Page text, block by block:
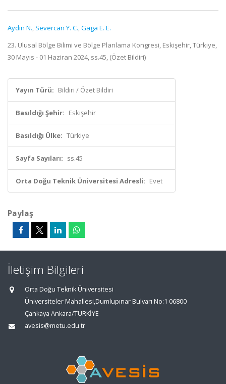
Aydın N., Severcan Y. C.,Gaga E. E.
23. Ulusal Bölge Bilimi ve Bölge Planlama Kongresi, Eskişehir, Türkiye,
30 Mayıs - 01 Haziran 2024, ss.45, (Özet Bildiri)
Yayın Türü: Bildiri / Özet Bildiri
Basıldığı Şehir: Eskişehir
Basıldığı Ülke: Türkiye
Sayfa Sayıları: ss.45
Orta Doğu Teknik Üniversitesi Adresli: Evet
Paylaş
İletişim Bilgileri
Orta Doğu Teknik Üniversitesi
Üniversiteler Mahallesi,Dumlupınar Bulvarı No:1 06800
Çankaya Ankara/TÜRKİYE
avesis@metu.edu.tr